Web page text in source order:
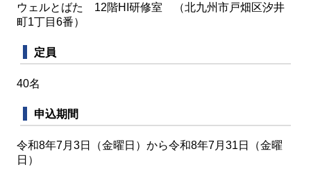
ウェルとばた 12階HI研修室 （北九州市戸畑区汐井
町1丁目6番）
定員
40名
申込期間
令和8年7月3日（金曜日）から令和8年7月31日（金曜
日）